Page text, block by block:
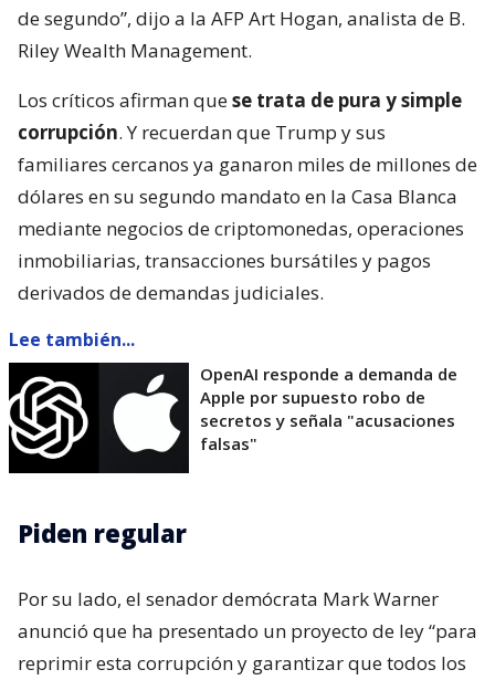
de segundo”, dijo a la AFP Art Hogan, analista de B.
Riley Wealth Management.
Los críticos afirman quese trata de pura y simple
corrupción. Y recuerdan que Trump y sus
familiares cercanos ya ganaron miles de millones de
dólares en su segundo mandato en la Casa Blanca
mediante negocios de criptomonedas, operaciones
inmobiliarias, transacciones bursátiles y pagos
derivados de demandas judiciales.
Lee también...
OpenAI responde a demanda de
Apple por supuesto robo de
secretos y señala "acusaciones
falsas"
Piden regular
Por su lado, el senador demócrata Mark Warner
anunció que ha presentado un proyecto de ley “para
reprimir esta corrupción y garantizar que todos los